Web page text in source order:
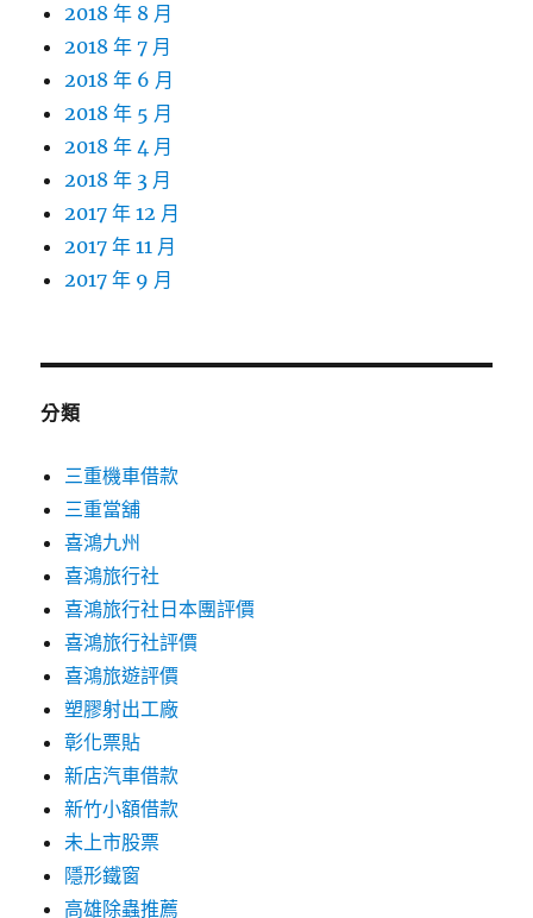
2018 年 8 月
2018 年 7 月
2018 年 6 月
2018 年 5 月
2018 年 4 月
2018 年 3 月
2017 年 12 月
2017 年 11 月
2017 年 9 月
分類
三重機車借款
三重當舖
喜鴻九州
喜鴻旅行社
喜鴻旅行社日本團評價
喜鴻旅行社評價
喜鴻旅遊評價
塑膠射出工廠
彰化票貼
新店汽車借款
新竹小額借款
未上市股票
隱形鐵窗
高雄除蟲推薦